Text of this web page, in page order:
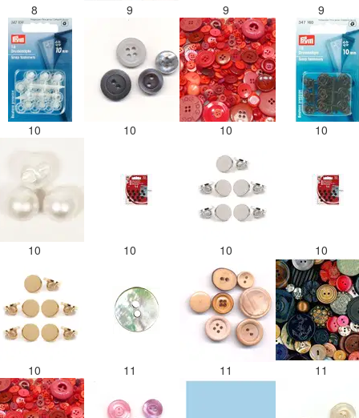
8 9 9 9
10 10 10 10
10 10 10 10
10 11 11 11